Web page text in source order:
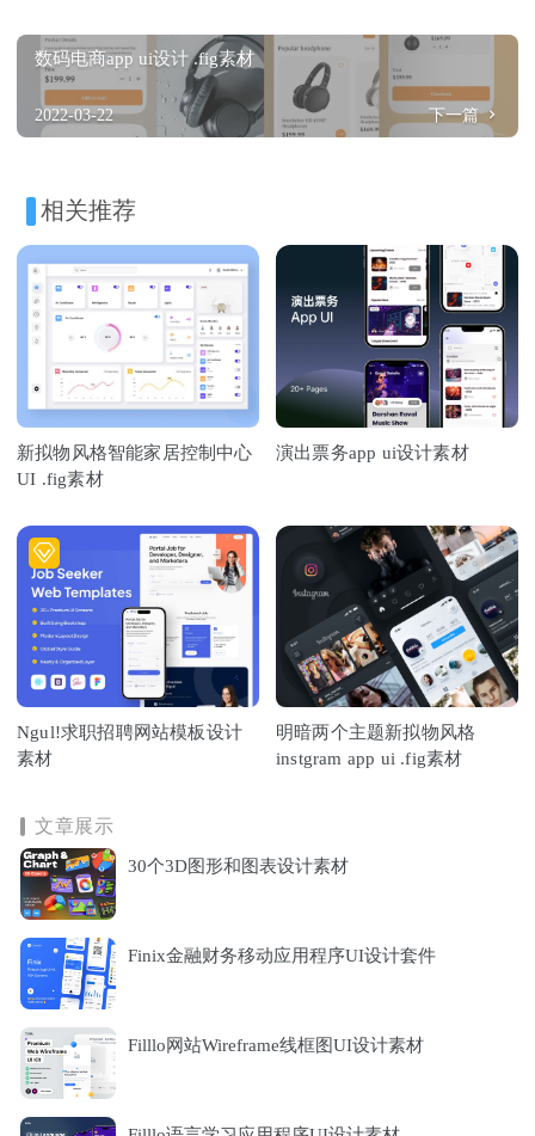
数码电商app ui设计 .fig素材
2022-03-22 下一篇
相关推荐
新拟物风格智能家居控制中心
UI .fig素材
演出票务app ui设计素材
Ngul!求职招聘网站模板设计
素材
明暗两个主题新拟物风格
instgram app ui .fig素材
文章展示
30个3D图形和图表设计素材
Finix金融财务移动应用程序UI设计套件
Filllo网站Wireframe线框图UI设计素材